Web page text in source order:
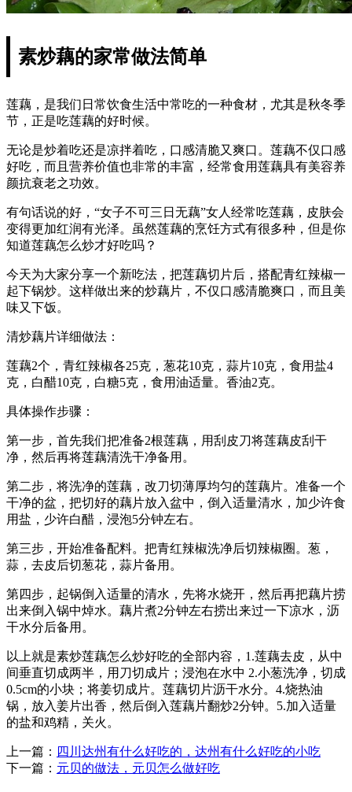
素炒藕的家常做法简单
莲藕，是我们日常饮食生活中常吃的一种食材，尤其是秋冬季
节，正是吃莲藕的好时候。
无论是炒着吃还是凉拌着吃，口感清脆又爽口。莲藕不仅口感
好吃，而且营养价值也非常的丰富，经常食用莲藕具有美容养
颜抗衰老之功效。
有句话说的好，“女子不可三日无藕”女人经常吃莲藕，皮肤会
变得更加红润有光泽。虽然莲藕的烹饪方式有很多种，但是你
知道莲藕怎么炒才好吃吗？
今天为大家分享一个新吃法，把莲藕切片后，搭配青红辣椒一
起下锅炒。这样做出来的炒藕片，不仅口感清脆爽口，而且美
味又下饭。
清炒藕片详细做法：
莲藕2个，青红辣椒各25克，葱花10克，蒜片10克，食用盐4
克，白醋10克，白糖5克，食用油适量。香油2克。
具体操作步骤：
第一步，首先我们把准备2根莲藕，用刮皮刀将莲藕皮刮干
净，然后再将莲藕清洗干净备用。
第二步，将洗净的莲藕，改刀切薄厚均匀的莲藕片。准备一个
干净的盆，把切好的藕片放入盆中，倒入适量清水，加少许食
用盐，少许白醋，浸泡5分钟左右。
第三步，开始准备配料。把青红辣椒洗净后切辣椒圈。葱，
蒜，去皮后切葱花，蒜片备用。
第四步，起锅倒入适量的清水，先将水烧开，然后再把藕片捞
出来倒入锅中焯水。藕片煮2分钟左右捞出来过一下凉水，沥
干水分后备用。
以上就是素炒莲藕怎么炒好吃的全部内容，1.莲藕去皮，从中
间垂直切成两半，用刀切成片；浸泡在水中 2.小葱洗净，切成
0.5cm的小块；将姜切成片。莲藕切片沥干水分。4.烧热油
锅，放入姜片出香，然后倒入莲藕片翻炒2分钟。5.加入适量
的盐和鸡精，关火。
上一篇： 四川达州有什么好吃的，达州有什么好吃的小吃
下一篇： 元贝的做法，元贝怎么做好吃